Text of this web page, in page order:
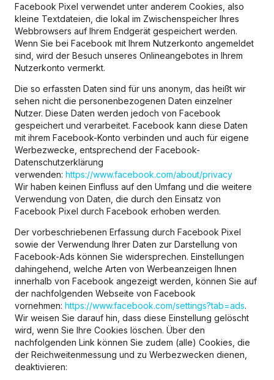
Facebook Pixel verwendet unter anderem Cookies, also
kleine Textdateien, die lokal im Zwischenspeicher Ihres
Webbrowsers auf Ihrem Endgerät gespeichert werden.
Wenn Sie bei Facebook mit Ihrem Nutzerkonto angemeldet
sind, wird der Besuch unseres Onlineangebotes in Ihrem
Nutzerkonto vermerkt.
Die so erfassten Daten sind für uns anonym, das heißt wir
sehen nicht die personenbezogenen Daten einzelner
Nutzer. Diese Daten werden jedoch von Facebook
gespeichert und verarbeitet. Facebook kann diese Daten
mit ihrem Facebook-Konto verbinden und auch für eigene
Werbezwecke, entsprechend der Facebook-
Datenschutzerklärung
verwenden: https://www.facebook.com/about/privacy
Wir haben keinen Einfluss auf den Umfang und die weitere
Verwendung von Daten, die durch den Einsatz von
Facebook Pixel durch Facebook erhoben werden.
Der vorbeschriebenen Erfassung durch Facebook Pixel
sowie der Verwendung Ihrer Daten zur Darstellung von
Facebook-Ads können Sie widersprechen. Einstellungen
dahingehend, welche Arten von Werbeanzeigen Ihnen
innerhalb von Facebook angezeigt werden, können Sie auf
der nachfolgenden Webseite von Facebook
vornehmen: https://www.facebook.com/settings?tab=ads.
Wir weisen Sie darauf hin, dass diese Einstellung gelöscht
wird, wenn Sie Ihre Cookies löschen. Über den
nachfolgenden Link können Sie zudem (alle) Cookies, die
der Reichweitenmessung und zu Werbezwecken dienen,
deaktivieren: